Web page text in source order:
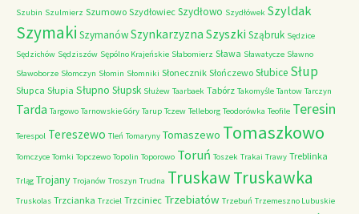
Szubin Szulmierz Szumowo Szydłowiec Szydłowo Szydłówek Szyldak
Szymaki SzymanówSzynkarzyzna Szyszki Sząbruk Sędzice
Sędzichów Sędziszów Sępólno Krajeńskie Słabomierz Sława Sławatycze Sławno
Sławoborze Słomczyn Słomin Słomniki Słonecznik Słończewo Słubice Słup
Słupca Słupia Słupno Słupsk Służew Taarbaek Tabórz Takomyśle Tantow Tarczyn
Tarda Targowo Tarnowskie Góry Tarup Tczew Telleborg Teodorówka Teofile Teresin
Terespol Tereszewo Tleń Tomaryny Tomaszewo Tomaszkowo
Tomczyce Tomki Topczewo Topolin Toporowo Toruń Toszek Trakai Trawy Treblinka
Trląg Trojany Trojanów Troszyn Trudna TruskawTruskawka
Truskolas Trzcianka Trzciel Trzciniec Trzebiatów Trzebuń Trzemeszno Lubuskie